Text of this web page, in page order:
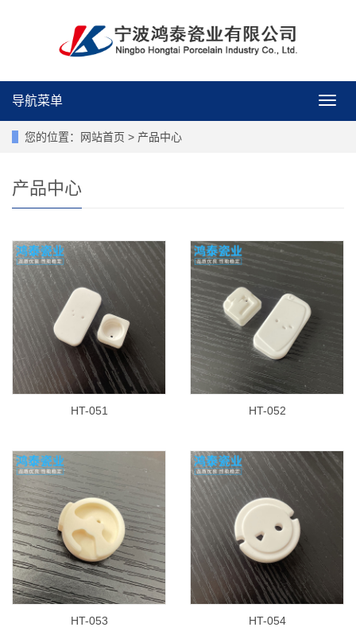
导
航
导航菜单
您的位置： 网站首页 > 产品中心
产品中心
HT-051 HT-052
HT-053 HT-054